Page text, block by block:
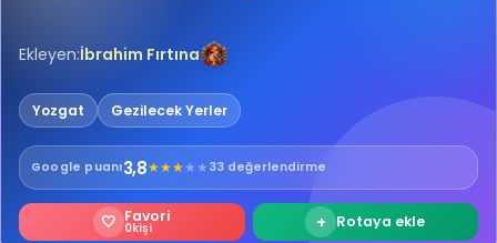
Ekleyen:İbrahim Fırtına
Yozgat Gezilecek Yerler
Google puanı3,8★★★★★ 33 değerlendirme
🤍 Favori
0kişi + Rotaya ekle